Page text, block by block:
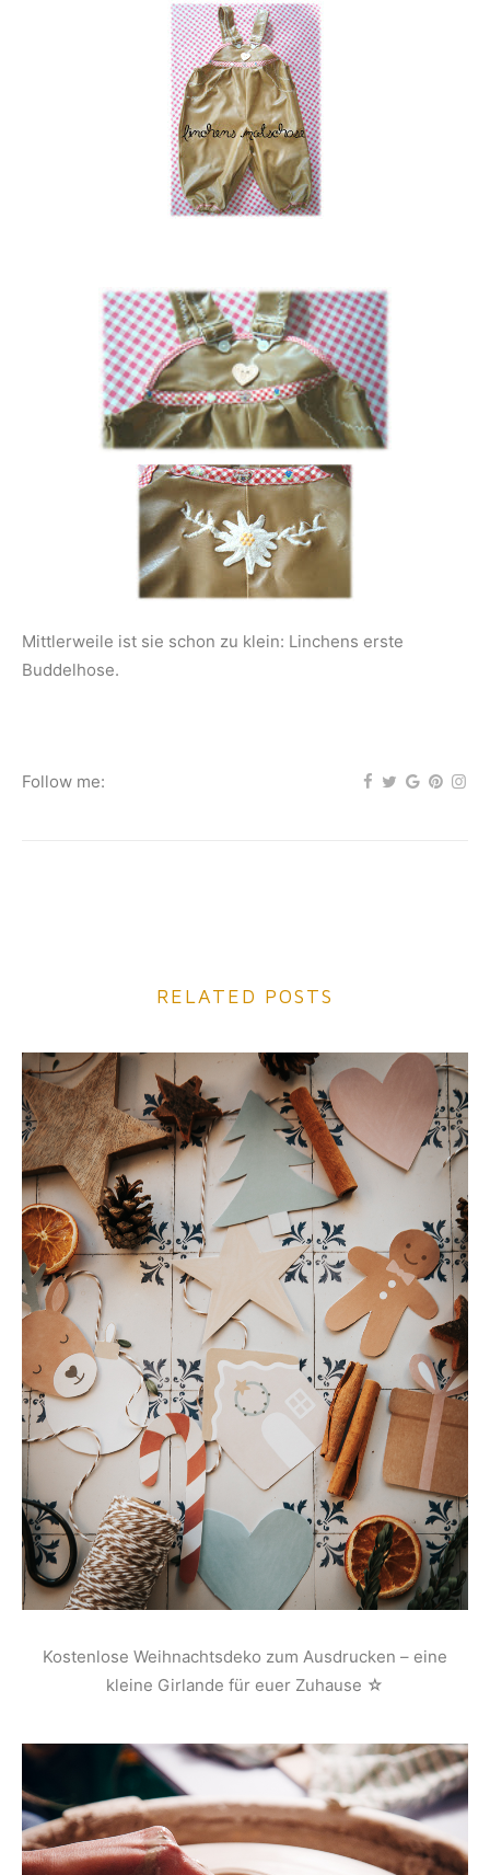
Mittlerweile ist sie schon zu klein: Linchens erste
Buddelhose.
Follow me:
RELATED POSTS
Kostenlose Weihnachtsdeko zum Ausdrucken – eine
kleine Girlande für euer Zuhause ☆